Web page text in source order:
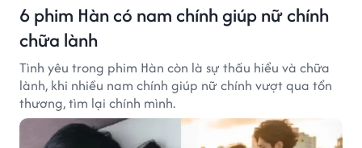
6 phim Hàn có nam chính giúp nữ chính
chữa lành
Tình yêu trong phim Hàn còn là sự thấu hiểu và chữa
lành, khi nhiều nam chính giúp nữ chính vượt qua tổn
thương, tìm lại chính mình.